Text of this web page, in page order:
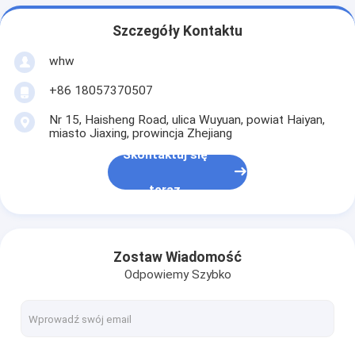
Szczegóły Kontaktu
whw
+86 18057370507
Nr 15, Haisheng Road, ulica Wuyuan, powiat Haiyan,
miasto Jiaxing, prowincja Zhejiang
Skontaktuj się
teraz
Zostaw Wiadomość
Odpowiemy Szybko